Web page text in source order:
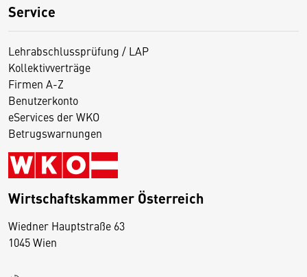
Service
Lehrabschlussprüfung / LAP
Kollektivverträge
Firmen A-Z
Benutzerkonto
eServices der WKO
Betrugswarnungen
Wirtschaftskammer Österreich
Wiedner Hauptstraße 63
1045 Wien
D